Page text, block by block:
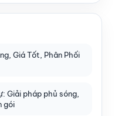
Giá Tốt, Phân Phối
pháp phủ sóng,
gói